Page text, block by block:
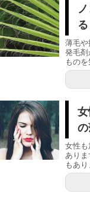
薄毛や
発毛剤
もの
の
女性も
あり
もあ